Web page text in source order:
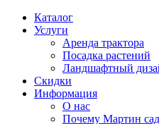
Каталог
Услуги
Аренда трактора
Посадка растений
Ландшафтный
Скидки
Информация
О нас
Почему Мартин